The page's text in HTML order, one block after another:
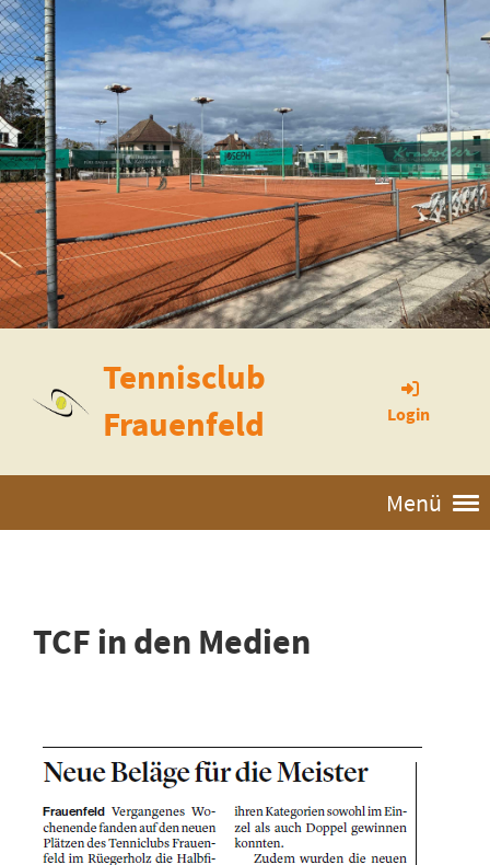
Tennisclub
Frauenfeld
Login
Menü
TCF in den Medien